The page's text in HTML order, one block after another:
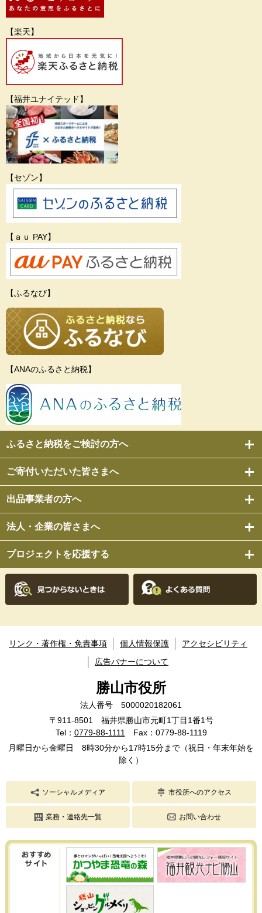
【楽天】
【福井ユナイテッド】
【セゾン】
【ａｕ PAY】
【ふるなび】
【ANAのふるさと納税】
ふるさと納税をご検討の方へ
ご寄付いただいた皆さまへ
出品事業者の方へ
法人・企業の皆さまへ
プロジェクトを応援する
リンク・著作権・免責事項 個人情報保護
アクセシビリティ
広告バナーについて
勝山市役所
法人番号 5000020182061
〒911-8501 福井県勝山市元町1丁目1番1号
Tel： 0779-88-1111
Fax：0779-88-1119
月曜日から金曜日 8時30分から17時15分まで（祝日・年末年始を
除く）
ソーシャルメディア 市役所へのアクセス
業務・連絡先一覧 お問い合わせ